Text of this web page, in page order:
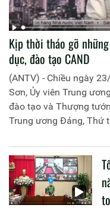
Kịp thời tháo gỡ
dục, đào tạo CAND
(ANTV) - Chiều ngày
Sơn, Ủy viên Trung
đào tạo và Thượng
Trung ương Đảng, Thứ
liên quan đến công tác
CAND.